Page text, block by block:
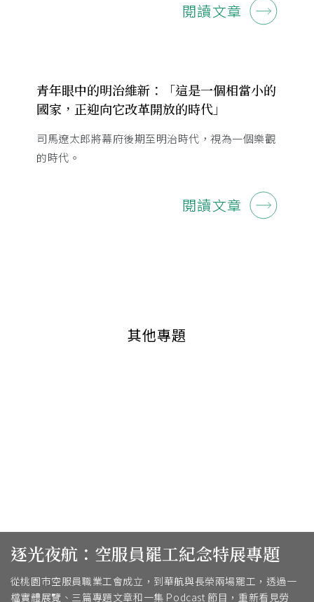
閱讀文章
青年眼中的明治維新：「這是一個相當小的
國家，正迎向它改革開放的時代」
司馬遼太郎將幕府後期至明治時代，視為一個樂觀
的時代。
閱讀文章
其他專題
逐光夜航：空服員罷工紀念特展專題
從桃園市空服員職業工會成立，到華航與長榮兩場罷工，透過一
檔實體展覽、三篇專題文章和一集 Podcast 節目，重新看見勞